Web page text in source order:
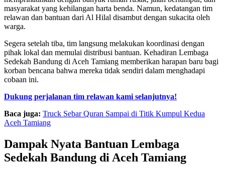
masyarakat yang kehilangan harta benda. Namun, kedatangan tim
relawan dan bantuan dari Al Hilal disambut dengan sukacita oleh
warga.
Segera setelah tiba, tim langsung melakukan koordinasi dengan
pihak lokal dan memulai distribusi bantuan. Kehadiran Lembaga
Sedekah Bandung di Aceh Tamiang memberikan harapan baru bagi
korban bencana bahwa mereka tidak sendiri dalam menghadapi
cobaan ini.
Dukung perjalanan tim relawan kami selanjutnya!
Baca juga: Truck Sebar Quran Sampai di Titik Kumpul Kedua
Aceh Tamiang
Dampak Nyata Bantuan Lembaga
Sedekah Bandung di Aceh Tamiang